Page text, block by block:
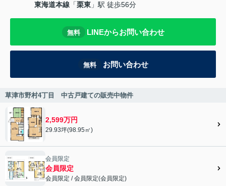
東海道本線 「栗東 」駅 徒歩56分
無料 LINEからお問い合わせ
無料 お問い合わせ
草津市野村4丁目 中古戸建ての販売中物件
2,599万円
29.93坪(98.95㎡)
会員限定
会員限定
会員限定 /会員限定(会員限定)